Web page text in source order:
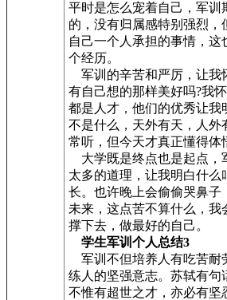
平时是怎么宠着自己，军训
的，没有归属感特别强烈，
自己一个人承担的事情，这
个经历。
军训的辛苦和严厉，让我
有自己想的那样美好吗?我
都是人才，他们的优秀让我
不是什么，天外有天，人外
常听，但今天才真正懂得体
大学既是终点也是起点，
太多的道理，让我明白什么
长。也许晚上会偷偷哭鼻子
未来，这点苦不算什么，我
撑下去，做最好的自己。
学生军训个人总结3
军训不但培养人有吃苦耐
练人的坚强意志。苏轼有句
不惟有超世之才，亦必有坚